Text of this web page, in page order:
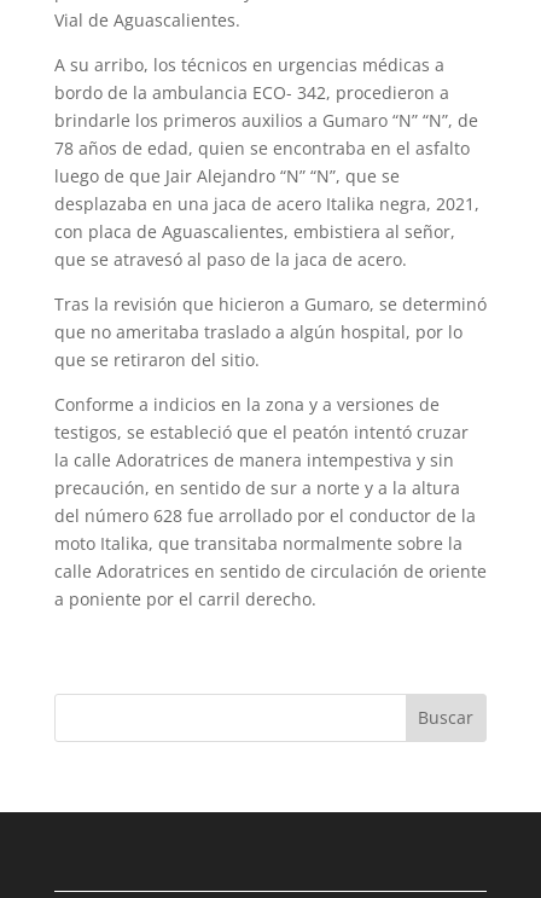
Vial de Aguascalientes.
A su arribo, los técnicos en urgencias médicas a
bordo de la ambulancia ECO- 342, procedieron a
brindarle los primeros auxilios a Gumaro “N” “N”, de
78 años de edad, quien se encontraba en el asfalto
luego de que Jair Alejandro “N” “N”, que se
desplazaba en una jaca de acero Italika negra, 2021,
con placa de Aguascalientes, embistiera al señor,
que se atravesó al paso de la jaca de acero.
Tras la revisión que hicieron a Gumaro, se determinó
que no ameritaba traslado a algún hospital, por lo
que se retiraron del sitio.
Conforme a indicios en la zona y a versio­nes de
testigos, se estableció que el peatón intentó cruzar
la calle Adoratrices de manera intempestiva y sin
precaución, en sentido de sur a norte y a la altura
del número 628 fue arrollado por el conductor de la
moto Italika, que transitaba normalmente sobre la
calle Adoratrices en sentido de circulación de oriente
a poniente por el carril derecho.
Buscar